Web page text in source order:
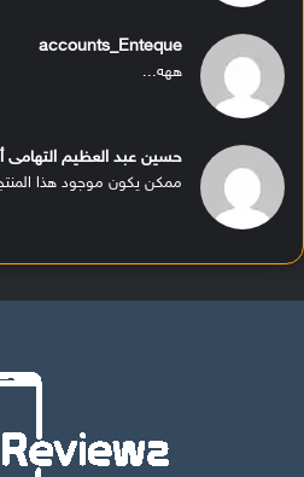
accounts_Enteque
ههه...
حسين عبد العظيم التهامى
ممكن يكون موجود هذا